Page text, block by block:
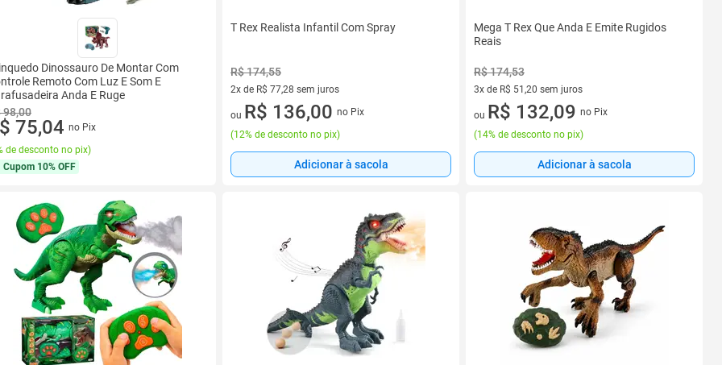
Dinossauro De Montar Com
Remoto Com Luz E Som E
Anda E Ruge
98,00
75,04 no Pix
de desconto no pix)
Cupom 10% OFF
T Rex Realista Infantil Com Spray
R$ 174,55
2x de R$ 77,28 sem juros
2 vez de R$ 77,28 sem juros
ou R$ 136,00 no Pix
(12% de desconto no pix)
Adicionar à sacola
Mega T Rex Que Anda E Emite Rugidos
Reais
R$ 174,53
3x de R$ 51,20 sem juros
3 vez de R$ 51,20 sem juros
ou R$ 132,09 no Pix
(14% de desconto no pix)
Adicionar à sacola